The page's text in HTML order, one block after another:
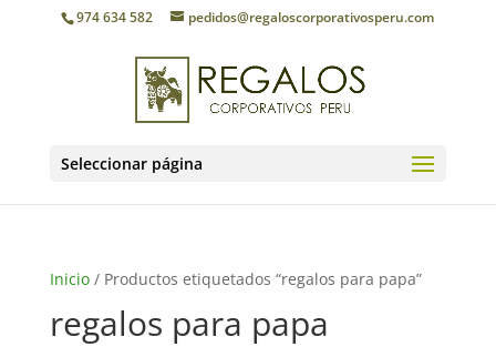
974 634 582 pedidos@regaloscorporativosperu.com
Seleccionar página
Inicio/ Productos etiquetados “regalos para papa”
regalos para papa